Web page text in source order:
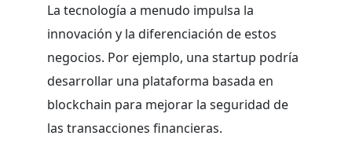
La tecnología a menudo impulsa la
innovación y la diferenciación de estos
negocios. Por ejemplo, una startup podría
desarrollar una plataforma basada en
blockchain para mejorar la seguridad de
las transacciones financieras.